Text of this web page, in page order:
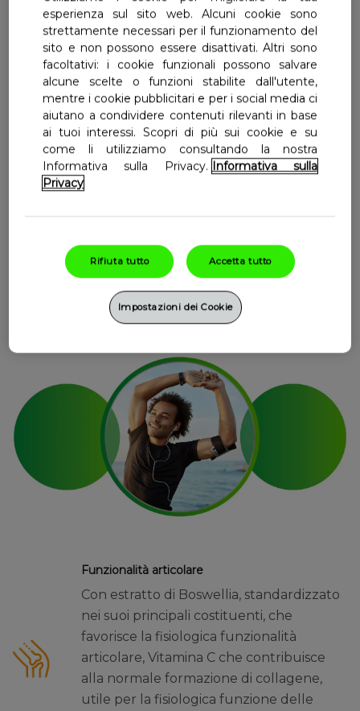
Benefici del Prodotto
Funzione muscolare
Contiene vitamina D che favorisce il
mantenimento della normale funzione
Stati di tensione
Con estratto di Boswellia per contrastare
stati di tensione localizzati.
Funzionalità articolare
Con estratto di Boswellia, standardizzato
nei suoi principali costituenti, che
favorisce la fisiologica funzionalità
articolare, Vitamina C che contribuisce
alla normale formazione di collagene,
utile per la fisiologica funzione delle
esperienza sul sito web. Alcuni cookie sono
strettamente necessari per il funzionamento del
sito e non possono essere disattivati. Altri sono
facoltativi: i cookie funzionali possono salvare
alcune scelte o funzioni stabilite dall'utente,
mentre i cookie pubblicitari e per i social media ci
aiutano a condividere contenuti rilevanti in base
ai tuoi interessi. Scopri di più sui cookie e su
come li utilizziamo consultando la nostra
Informativa sulla Privacy. Informativa sulla
Privacy
Rifiuta tutto Accetta tutto
Impostazioni dei Cookie